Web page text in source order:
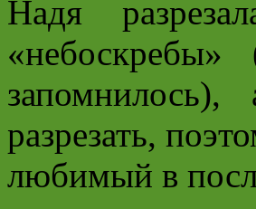
Надя
разрезать,
любимый в